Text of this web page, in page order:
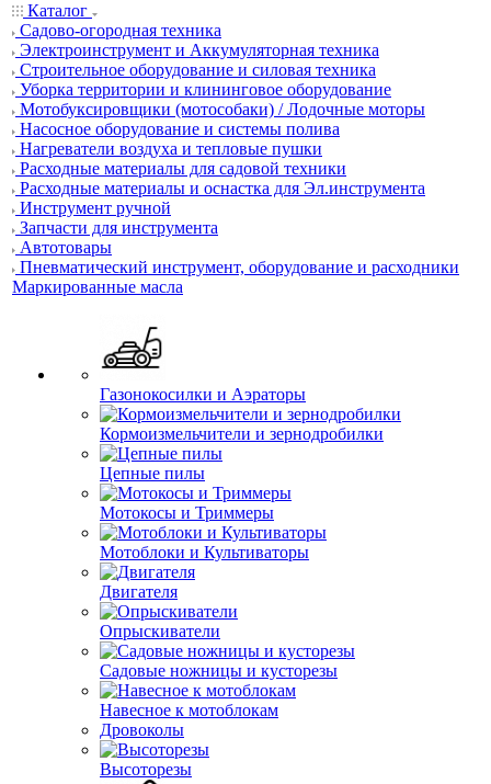
Каталог
Садово-огородная техника
Электроинструмент и Аккумуляторная техника
Строительное оборудование и силовая техника
Уборка территории и клининговое оборудование
Мотобуксировщики (мотособаки) / Лодочные моторы
Насосное оборудование и системы полива
Нагреватели воздуха и тепловые пушки
Расходные материалы для садовой техники
Расходные материалы и оснастка для Эл.инструмента
Инструмент ручной
Запчасти для инструмента
Автотовары
Пневматический инструмент, оборудование и расходники
Маркированные масла
Газонокосилки и Аэраторы
Кормоизмельчители и зернодробилки
Цепные пилы
Мотокосы и Триммеры
Мотоблоки и Культиваторы
Двигателя
Опрыскиватели
Садовые ножницы и кусторезы
Навесное к мотоблокам
Дровоколы
Высоторезы